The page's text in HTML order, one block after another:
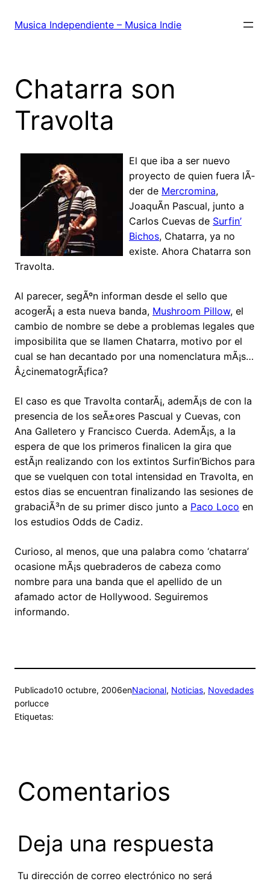
Musica Independiente – Musica Indie
Chatarra son
Travolta
El que iba a ser nuevo
proyecto de quien fuera lÃ­
der de Mercromina,
JoaquÃ­n Pascual, junto a
Carlos Cuevas de Surfin’
Bichos, Chatarra, ya no
existe. Ahora Chatarra son
Travolta.
Al parecer, segÃºn informan desde el sello que
acogerÃ¡ a esta nueva banda, Mushroom Pillow, el
cambio de nombre se debe a problemas legales que
imposibilita que se llamen Chatarra, motivo por el
cual se han decantado por una nomenclatura mÃ¡s…
Â¿cinematogrÃ¡fica?
El caso es que Travolta contarÃ¡, ademÃ¡s de con la
presencia de los seÃ±ores Pascual y Cuevas, con
Ana Galletero y Francisco Cuerda. AdemÃ¡s, a la
espera de que los primeros finalicen la gira que
estÃ¡n realizando con los extintos Surfin’Bichos para
que se vuelquen con total intensidad en Travolta, en
estos dias se encuentran finalizando las sesiones de
grabaciÃ³n de su primer disco junto a Paco Loco en
los estudios Odds de Cadiz.
Curioso, al menos, que una palabra como ‘chatarra’
ocasione mÃ¡s quebraderos de cabeza como
nombre para una banda que el apellido de un
afamado actor de Hollywood. Seguiremos
informando.
Publicado10 octubre, 2006enNacional, Noticias, Novedades
porlucce
Etiquetas:
Comentarios
Deja una respuesta
Tu dirección de correo electrónico no será